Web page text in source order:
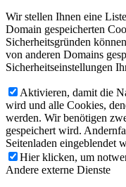
Wir stellen Ihnen eine
Domain gespeicherten
Sicherheitsgründen
von anderen Domains
Sicherheitseinstellungen
Aktivieren, damit die
wird und alle Cookies,
werden. Wir benötigen
gespeichert wird.
Seitenladen eingeblendet
Hier klicken, um
Andere externe Dienste